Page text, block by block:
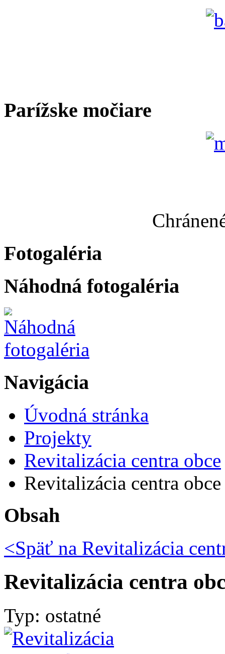
Parížske močiare
Fotogaléria
Náhodná fotogaléria
Navigácia
Úvodná stránka
Projekty
Revitalizácia centra obce
Revitalizácia centra
Obsah
<Späť na Revitalizácia
Revitalizácia centra
Typ: ostatné